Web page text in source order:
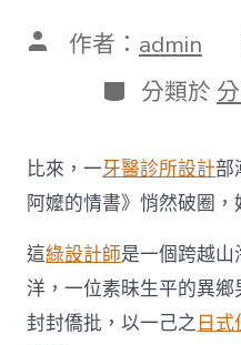
文 作者： admin
分
類
分類於
比來，一牙醫診所設計部
阿嬤的情書》悄然破圈，
這綠設計師是一個跨越
洋，一位素昧生平的異鄉
封封僑批，以一己之日